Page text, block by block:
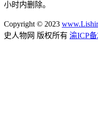
小时内删除。
Copyright © 2023
史人物网 版权所有 渝ICP备